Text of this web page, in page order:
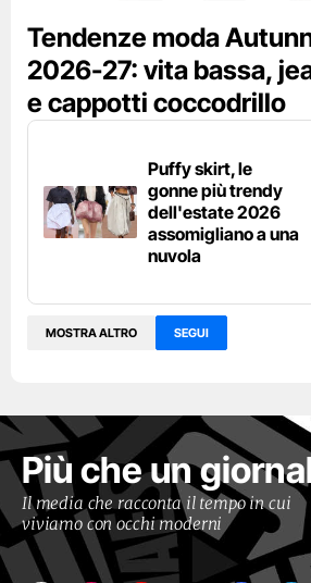
Tendenze moda
2026-27: vita bassa,
e cappotti coccodrillo
Puffy skirt, le
gonne più trendy
dell'estate 2026
assomigliano a una
nuvola
MOSTRA ALTRO SEGUI
Più che un
Il media che racconta il tempo in cui
viviamo con occhi moderni